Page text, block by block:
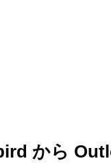
から